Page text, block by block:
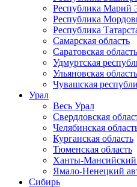
Республика Марий
Республика
Республика
Самарская область
Саратовская область
Удмуртская
Ульяновская область
Чувашская
Урал
Весь Урал
Свердловская
Челябинская
Курганская область
Тюменская область
Ханты-
Ямало-Ненецкий
Сибирь